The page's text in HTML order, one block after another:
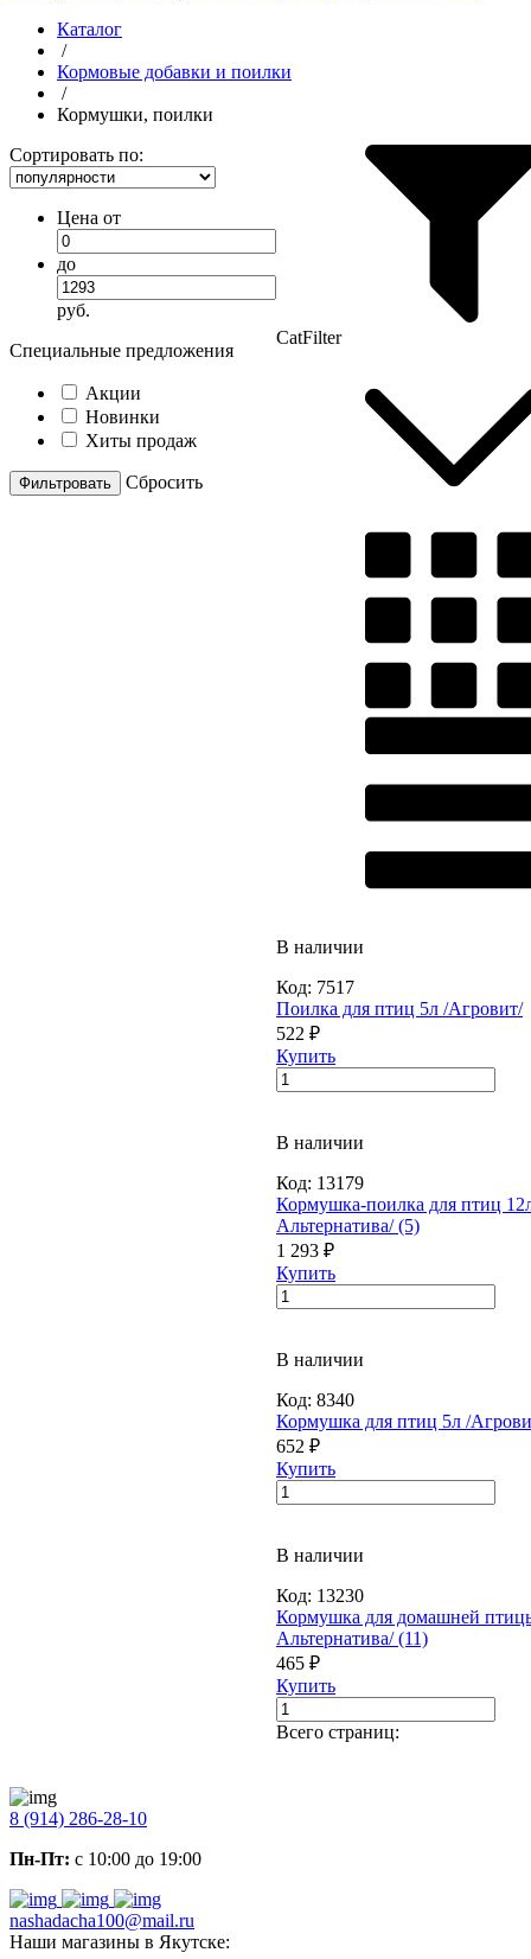
Каталог
/
Кормовые добавки и поилки
/
Кормушки, поилки
Сортировать по:
Цена от
до
руб.
Специальные предложения
Акции
Новинки
Хиты продаж
Cбросить
CatFilter
В наличии
Код: 7517
Поилка для птиц 5л /Агровит/
522 ₽
Купить
В наличии
Код: 13179
Кормушка-поилка для птиц
Альтернатива/ (5)
1 293 ₽
Купить
В наличии
Код: 8340
Кормушка для птиц 5л /
652 ₽
Купить
В наличии
Код: 13230
Кормушка для домашней
Альтернатива/ (11)
465 ₽
Купить
Всего страниц:
8 (914) 286-28-10
Пн-Пт: с 10:00 до 19:00
nashadacha100@mail.ru
Наши магазины в Якутске: